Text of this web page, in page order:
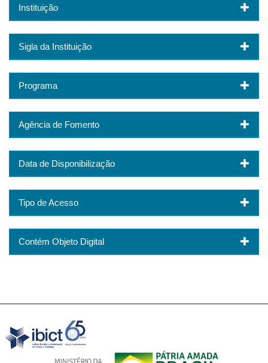
Instituição
Sigla da Instituição
Programa
Agência de Fomento
Data de Disponibilização
Tipo de Acesso
Contém Objeto Digital